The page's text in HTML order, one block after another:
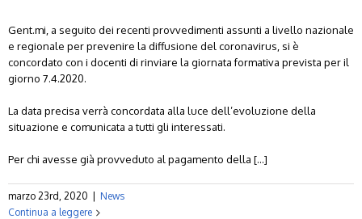
Gent.mi, a seguito dei recenti provvedimenti assunti a livello nazionale
e regionale per prevenire la diffusione del coronavirus, si è
concordato con i docenti di rinviare la giornata formativa prevista per il
giorno 7.4.2020.
La data precisa verrà concordata alla luce dell’evoluzione della
situazione e comunicata a tutti gli interessati.
Per chi avesse già provveduto al pagamento della […]
marzo 23rd, 2020
News
Continua a leggere